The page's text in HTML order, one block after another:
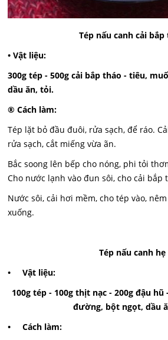
Tép nấu canh cải bắp
• Vật liệu:
300g tép - 500g cải bắp tháo - tiêu,
dầu ăn, tỏi.
® Cách làm:
Tép lặt bỏ đầu đuôi, rửa sạch, để ráo.
rửa sạch, cắt miếng vừa ãn.
Bắc soong lên bếp cho nóng, phi tỏi
Cho nước lạnh vào đun sôi, cho cải bắp
Nước sôi, cải hơi mềm, cho tép vào,
xuống.
Tép nấu canh hẹ
• Vật liệu:
100g tép - 100g thịt nạc - 200g đậu hũ
đường, bột ngọt, dầu
• Cách làm: